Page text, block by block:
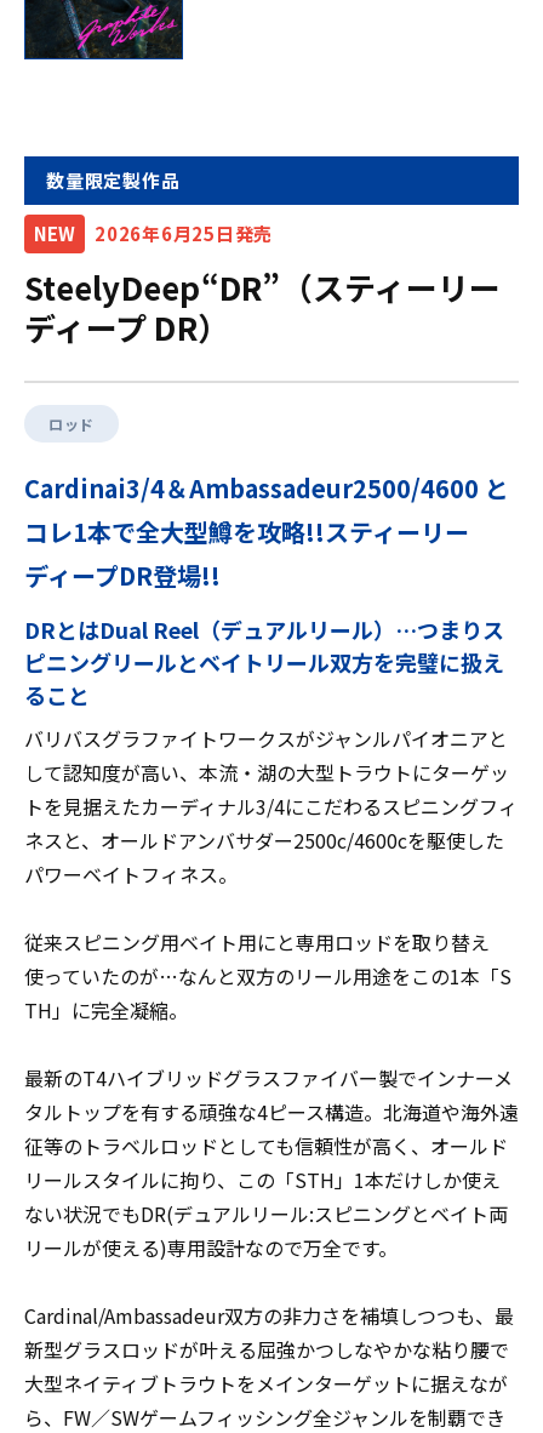
数量限定製作品
NEW 2026年6月25日発売
SteelyDeep“DR”（スティーリー
ディープ DR）
ロッド
Cardinai3/4＆Ambassadeur2500/4600 と
コレ1本で全大型鱒を攻略!!スティーリー
ディープDR登場!!
DRとはDual Reel（デュアルリール）…つまりス
ピニングリールとベイトリール双方を完璧に扱え
ること
バリバスグラファイトワークスがジャンルパイオニアと
して認知度が高い、本流・湖の大型トラウトにターゲッ
トを見据えたカーディナル3/4にこだわるスピニングフィ
ネスと、オールドアンバサダー2500c/4600cを駆使した
パワーベイトフィネス。
従来スピニング用ベイト用にと専用ロッドを取り替え
使っていたのが…なんと双方のリール用途をこの1本「S
TH」に完全凝縮。
最新のT4ハイブリッドグラスファイバー製でインナーメ
タルトップを有する頑強な4ピース構造。北海道や海外遠
征等のトラベルロッドとしても信頼性が高く、オールド
リールスタイルに拘り、この「STH」1本だけしか使え
ない状況でもDR(デュアルリール:スピニングとベイト両
リールが使える)専用設計なので万全です。
Cardinal/Ambassadeur双方の非力さを補填しつつも、最
新型グラスロッドが叶える屈強かつしなやかな粘り腰で
大型ネイティブトラウトをメインターゲットに据えなが
ら、FW／SWゲームフィッシング全ジャンルを制覇でき